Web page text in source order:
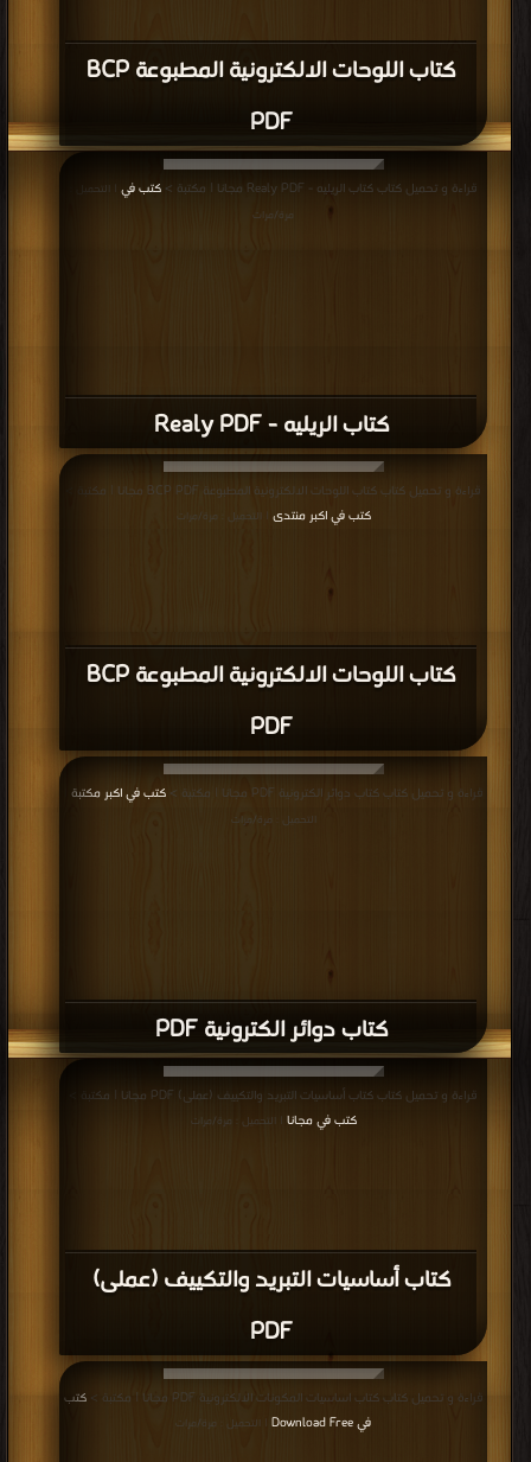
كتاب اللوحات الالكترونية المطبوعة BCP
PDF
كتاب الريليه - Realy PDF
قراءة و تحميل كتاب كتاب الريليه - Realy PDF مجانا | مكتبة > كتب في
| التحميل :
مرة/مرات
كتاب اللوحات الالكترونية المطبوعة BCP
PDF
قراءة و تحميل كتاب كتاب اللوحات الالكترونية المطبوعة BCP PDF مجانا | مكتبة >
كتب في اكبر منتدى
| التحميل : مرة/مرات
كتاب دوائر الكترونية PDF
قراءة و تحميل كتاب كتاب دوائر الكترونية PDF مجانا | مكتبة > كتب في اكبر مكتبة
التحميل : مرة/مرات
كتاب أساسيات التبريد والتكييف (عملى)
PDF
قراءة و تحميل كتاب كتاب أساسيات التبريد والتكييف (عملى) PDF مجانا | مكتبة >
كتب في مجانا | التحميل : مرة/مرات
قراءة و تحميل كتاب كتاب اساسيات المكونات الالكترونية PDF مجانا | مكتبة >
كتب
في Download Free
| التحميل : مرة/مرات